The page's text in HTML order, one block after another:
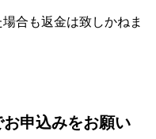
合も返金は致しかねま
申込みをお願い